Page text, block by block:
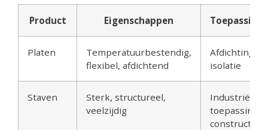
Product Eigenschappen
Platen
Temperatuurbestendig,
flexibel, afdichtend
Afdichtingen,
isolatie
Staven
Sterk, structureel,
veelzijdig
Industriële
constructie